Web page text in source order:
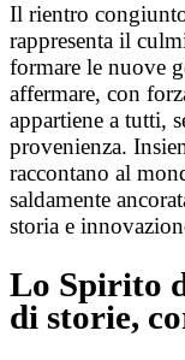
Il rientro
rappresenta il
formare le nuove
affermare, con
appartiene a tutti,
provenienza.
raccontano al
saldamente
storia e
Lo Spirito
di storie,